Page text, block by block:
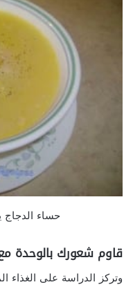
حساء الدجاج
قاوم شعورك بالوحدة
وتركز الدراسة على